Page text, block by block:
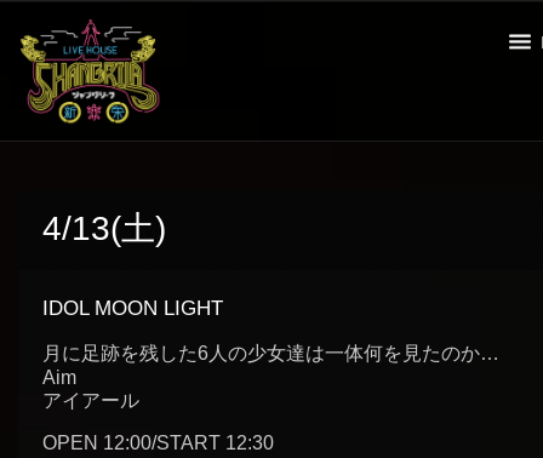
4/13(土)
IDOL MOON LIGHT
月に足跡を残した6人の少女達は一体何を見たのか…
Aim
アイアール
OPEN 12:00/START 12:30